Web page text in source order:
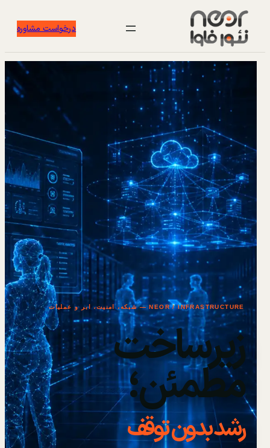
درخواست مشاوره
NEOR / INFRASTRUCTURE — شبکه، امنیت، ابر و عملیات
زیرساخت
مطمئن؛
رشد بدون توقف